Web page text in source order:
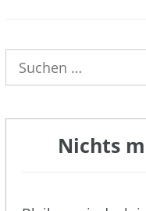
nach:
Nichts